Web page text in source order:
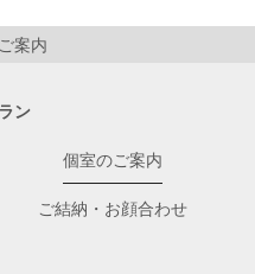
案内
ン
個室のご案内
ご結納・お顔合わせ